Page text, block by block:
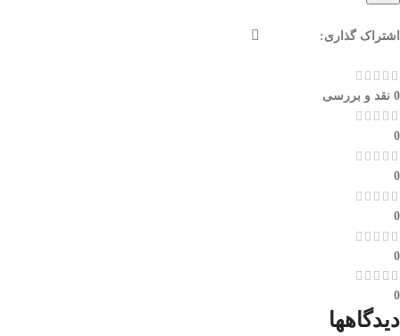
اشتراک گذاری:
0 نقد و بررسی
0
0
0
0
0
دیدگاهها